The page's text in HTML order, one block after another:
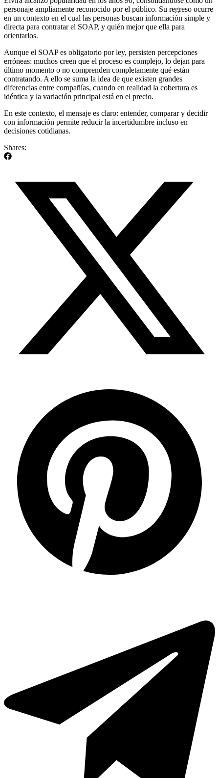
personaje ampliamente reconocido por el público. Su regreso ocurre
en un contexto en el cual las personas buscan información simple y
directa para contratar el SOAP, y quién mejor que ella para
orientarlos.
Aunque el SOAP es obligatorio por ley, persisten percepciones
erróneas: muchos creen que el proceso es complejo, lo dejan para
último momento o no comprenden completamente qué están
contratando. A ello se suma la idea de que existen grandes
diferencias entre compañías, cuando en realidad la cobertura es
idéntica y la variación principal está en el precio.
En este contexto, el mensaje es claro: entender, comparar y decidir
con información permite reducir la incertidumbre incluso en
decisiones cotidianas.
Shares: